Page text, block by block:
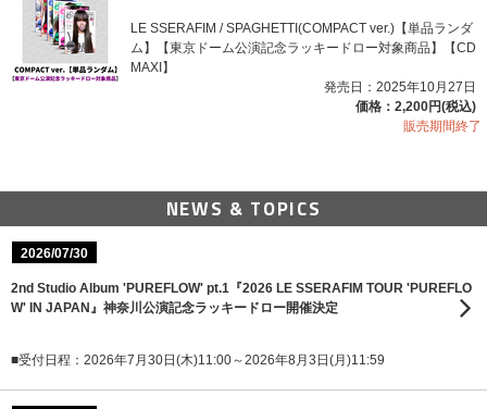
LE SSERAFIM / SPAGHETTI(COMPACT ver.)【単品ランダ
ム】【東京ドーム公演記念ラッキードロー対象商品】【CD
MAXI】
発売日：2025年10月27日
価格：2,200円(税込)
販売期間終了
NEWS & TOPICS
2026/07/30
2nd Studio Album 'PUREFLOW' pt.1『2026 LE SSERAFIM TOUR 'PUREFLO
W' IN JAPAN』神奈川公演記念ラッキードロー開催決定
■受付日程：2026年7月30日(木)11:00～2026年8月3日(月)11:59